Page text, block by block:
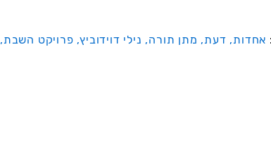
אחדות, דעת, מתן תורה, נילי דוידוביץ, פרויקט השבת,